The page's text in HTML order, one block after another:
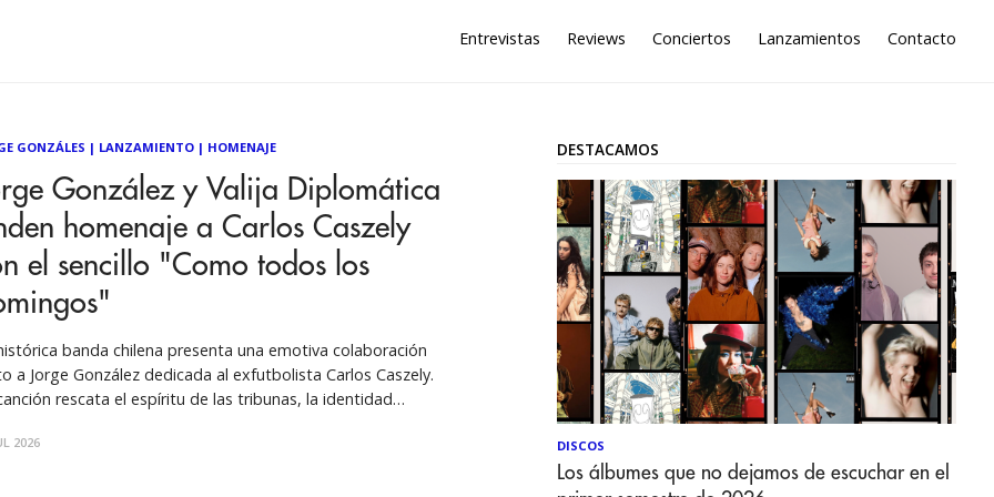
Entrevistas Reviews Conciertos Lanzamientos Contacto
GONZÁLES | LANZAMIENTO| HOMENAJE
González y Valija Diplomática
homenaje a Carlos Caszely
el sencillo "Como todos los
banda chilena presenta una emotiva colaboración
a Jorge González dedicada al exfutbolista Carlos Caszely.
rescata el espíritu de las tribunas, la identidad
un nuevo trabajo del exlíder de Los Prisioneros junto a
2026
DESTACAMOS
DISCOS
Los álbumes que no dejamos de escuchar en el